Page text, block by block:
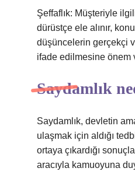
Şeffaflık: Müşteriyle
dürüstçe ele alınır,
düşüncelerin gerçekçi
ifade edilmesine önem
Saydamlık
Saydamlık, devletin
ulaşmak için aldığı
ortaya çıkardığı
aracıyla kamuoyuna